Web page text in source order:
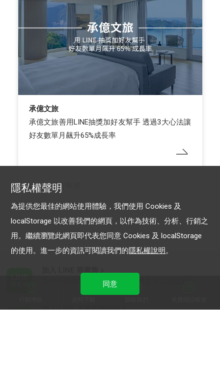
承億文旅
承億文旅善用LINE抽獎加好友幫手 透過3大心法讓
好友數單月飆升65%成長率
LINE 官方帳號
為中小型商家提供LINE最新的廣告方案與資訊
加入 LINE 企業行銷快訊
隱私權聲明
為提供您最佳的網站使用體驗，我們使用 Cookies 及
localStorage 以改善我們的網頁，以作為技術、分析、行銷之
用。繼續瀏覽此網頁即代表您同意 Cookies 及 localStorage
的使用。進一步的資訊可閱讀我們的隱私權說明。
同意